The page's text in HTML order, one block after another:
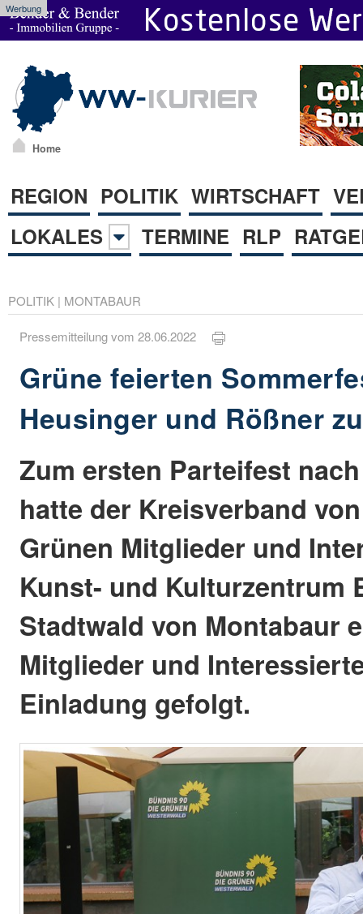
Werbung
Home
REGION POLITIK WIRTSCHAFT
LOKALES
TERMINE RLP
POLITIK | MONTABAUR
Pressemitteilung vom 28.06.2022
Grüne feierten
Heusinger und Rößner
Zum ersten Parteifest
hatte der Kreisverband
Grünen Mitglieder und
Kunst- und Kulturzentrum
Stadtwald von Montabaur
Mitglieder und
Einladung gefolgt.